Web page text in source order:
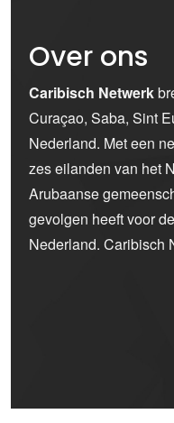
Over ons
Caribisch Netwerk
Curaçao, Saba, Sint
Nederland. Met een
zes eilanden van het
Arubaanse
gevolgen heeft voor
Nederland. Caribisch